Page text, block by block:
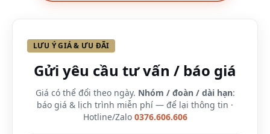
Là khách sạn 5 sao đầu tiên tại tỉnh Bắc Ninh,
Thanh Luxury Bắc Ninhtạo nên một điểm nhấn ấn
tượng về không gian kiến trúc, cảnh quan đô thị .
Khách sạn ra đời nhằm đáp ứng đầy đủ nhu cầu của
LƯU Ý GIÁ & ƯU ĐÃI
Gửi yêu cầu tư vấn / báo giá
Giá có thể đổi theo ngày. Nhóm / đoàn / dài hạn:
báo giá & lịch trình miễn phí — để lại thông tin ·
Hotline/Zalo 0376.606.606